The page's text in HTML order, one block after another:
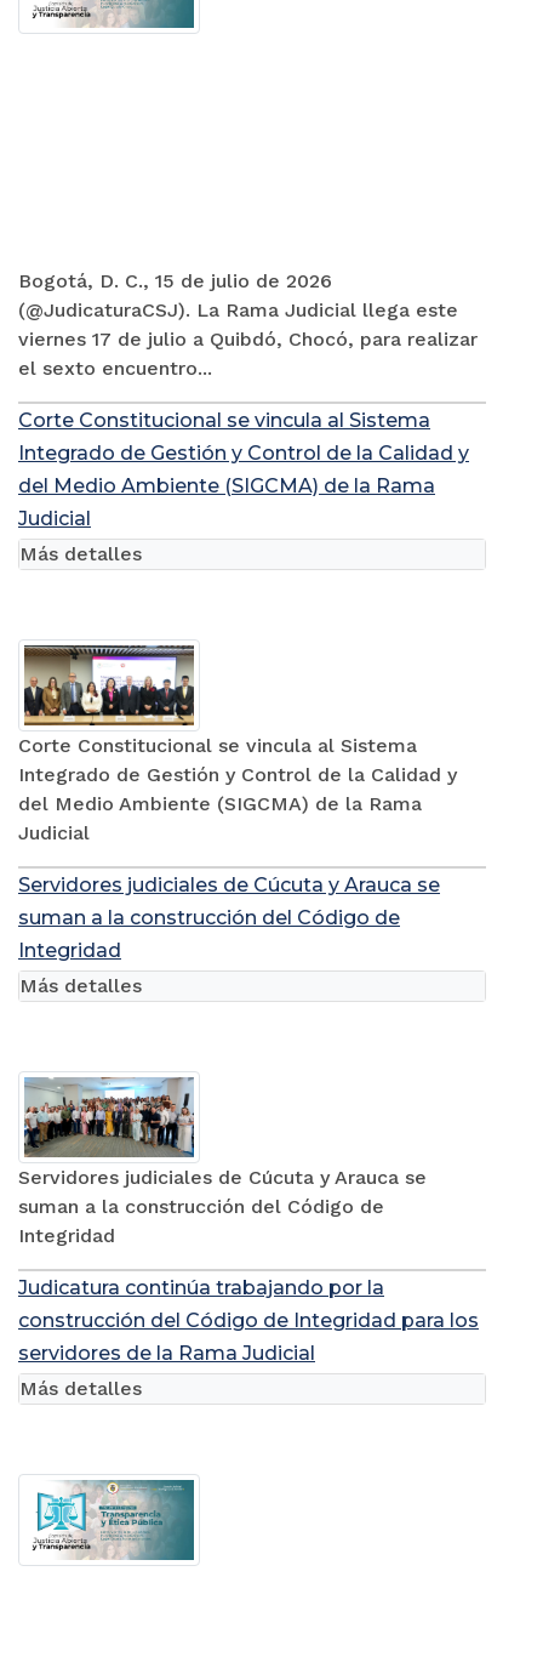
Bogotá, D. C., 15 de julio de 2026
(@JudicaturaCSJ). La Rama Judicial llega este
viernes 17 de julio a Quibdó, Chocó, para realizar
el sexto encuentro...
Corte Constitucional se vincula al Sistema
Integrado de Gestión y Control de la Calidad y
del Medio Ambiente (SIGCMA) de la Rama
Judicial
Corte Constitucional se vincula al Sistema
Integrado de Gestión y Control de la Calidad y
del Medio Ambiente (SIGCMA) de la Rama
Judicial
Más detalles
Servidores judiciales de Cúcuta y Arauca se
suman a la construcción del Código de
Integridad
Servidores judiciales de Cúcuta y Arauca se
suman a la construcción del Código de
Integridad
Más detalles
Judicatura continúa trabajando por la
construcción del Código de Integridad para los
servidores de la Rama Judicial
Más detalles